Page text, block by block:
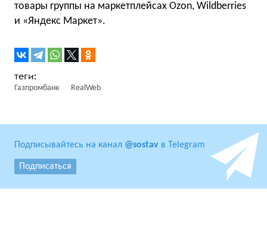
товары группы на маркетплейсах Ozon, Wildberries
и «Яндекс Маркет».
Газпромбанк RealWeb
Подписывайтесь на канал @sostav в Telegram
Подписаться